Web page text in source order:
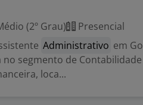
(2º Grau)
Presencial
Administrativo em
no segmento de Contabilidade
loca...